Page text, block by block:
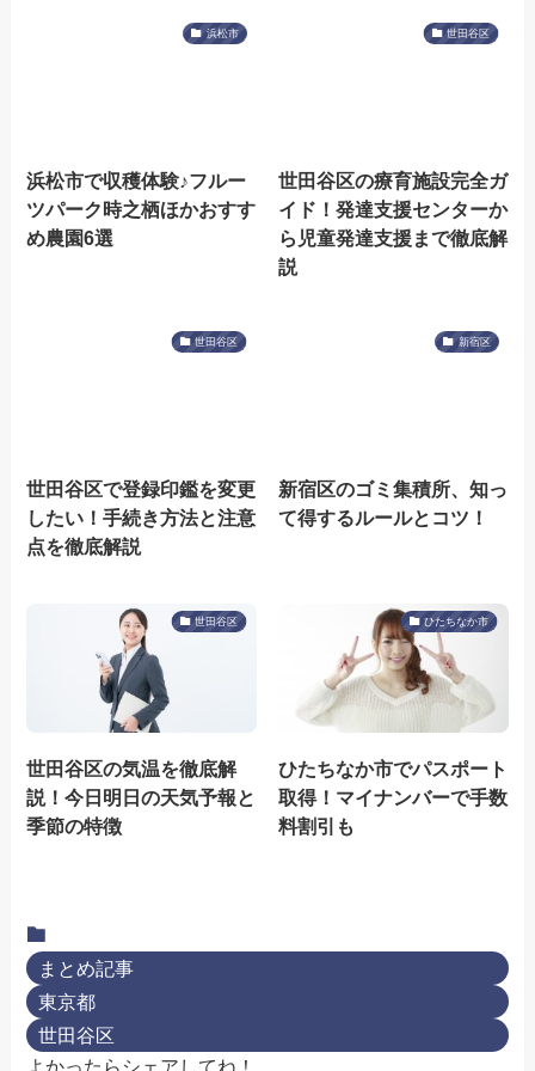
浜松市
浜松市で収穫体験♪フルー
ツパーク時之栖ほかおすす
め農園6選
世田谷区
世田谷区の療育施設完全ガ
イド！発達支援センターか
ら児童発達支援まで徹底解
説
世田谷区
世田谷区で登録印鑑を変更
したい！手続き方法と注意
点を徹底解説
新宿区
新宿区のゴミ集積所、知っ
て得するルールとコツ！
世田谷区
世田谷区の気温を徹底解
説！今日明日の天気予報と
季節の特徴
ひたちなか市
ひたちなか市でパスポート
取得！マイナンバーで手数
料割引も
まとめ記事
東京都
世田谷区